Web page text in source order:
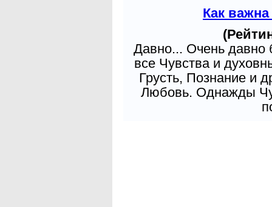
Как
Давно... Очень давно
все Чувства и
Грусть, Познание и
Любовь. Однажды